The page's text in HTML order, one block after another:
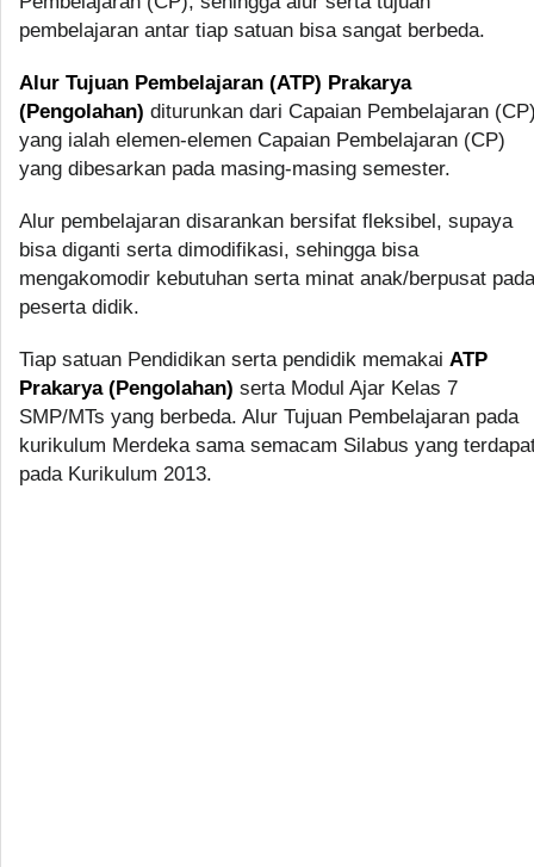
pembelajaran antar tiap satuan bisa sangat berbeda.
Alur Tujuan Pembelajaran (ATP) Prakarya
(Pengolahan) diturunkan dari Capaian Pembelajaran
yang ialah elemen-elemen Capaian Pembelajaran (CP)
yang dibesarkan pada masing-masing semester.
Alur pembelajaran disarankan bersifat fleksibel, supaya
bisa diganti serta dimodifikasi, sehingga bisa
mengakomodir kebutuhan serta minat anak/berpusat pada
peserta didik.
Tiap satuan Pendidikan serta pendidik memakai ATP
Prakarya (Pengolahan) serta Modul Ajar Kelas 7
SMP/MTs yang berbeda. Alur Tujuan Pembelajaran pada
kurikulum Merdeka sama semacam Silabus yang
pada Kurikulum 2013.